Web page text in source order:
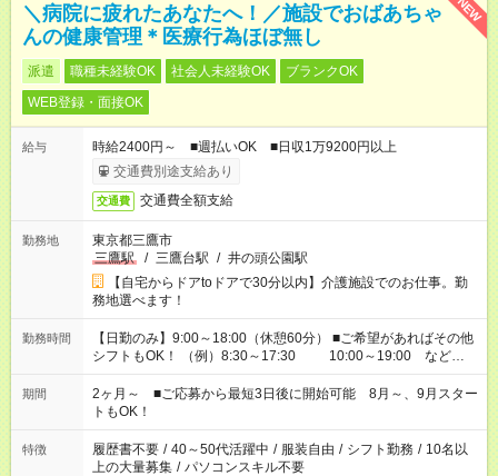
NEW
＼病院に疲れたあなたへ！／施設でおばあちゃ
んの健康管理＊医療行為ほぼ無し
派遣 職種未経験OK 社会人未経験OK
ブランクOK
WEB登録・面接OK
給与
時給2400円～ ■週払いOK ■日収1万9200円以上
交通費別途支給あり
交通費 交通費全額支給
勤務地
東京都三鷹市
三鷹駅
/ 三鷹台駅 / 井の頭公園駅
【自宅からドアtoドアで30分以内】介護施設でのお仕事。勤
務地選べます！
勤務時間
【日勤のみ】9:00～18:00（休憩60分） ■ご希望があればその他
シフトもOK！ （例）8:30～17:30 10:00～19:00 など
「家族とお休みを合わせたい」 「できれば残業はしたくない」
など、あなたのご希望に沿ったお仕事をご紹介します！ ※Wワ
ーク希望の方へ 今ご覧のお仕事で希望する勤務時間と、もう1つ
のお仕事の勤務時間。 合計で週40時間を超える場合は応募でき
ません
期間
2ヶ月～ ■ご応募から最短3日後に開始可能 8月～、9月スター
トもOK！
特徴 履歴書不要 / 40～50代活躍中 / 服装自由 / シフト勤務 / 10名以
上の大量募集 / パソコンスキル不要